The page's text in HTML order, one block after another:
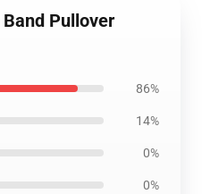
Pullover
86%
14%
0%
0%